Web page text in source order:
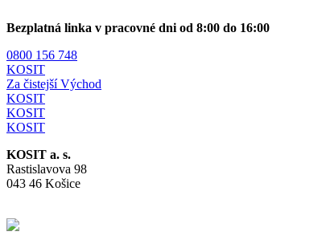
Bezplatná linka v pracovné dni od 8:00 do 16:00
0800 156 748
KOSIT
Za čistejší Východ
KOSIT
KOSIT
KOSIT
KOSIT a. s.
Rastislavova 98
043 46 Košice